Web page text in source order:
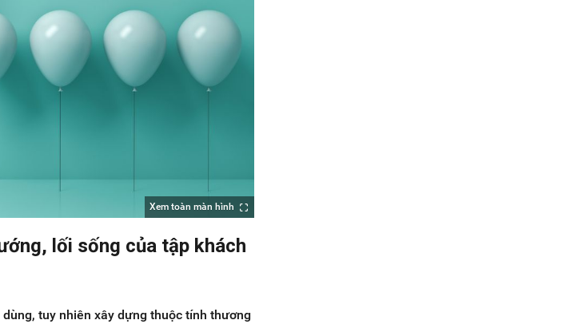
Xem toàn màn hình
lối sống của tập khách
tuy nhiên xây dựng thuộc tính thương